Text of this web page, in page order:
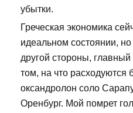
убытки.
Греческая экономика
идеальном состоянии,
другой стороны,
том, на что расходуются
оксандролон соло
Оренбург. Мой помрет